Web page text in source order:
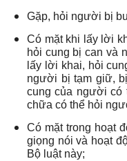
Gặp, hỏi người bị
Có mặt khi lấy lời
hỏi cung bị can và
lấy lời khai, hỏi
người bị tạm giữ,
cung của người có
chữa có thể hỏi
Có mặt trong hoạt
giọng nói và hoạt
Bộ luật này;